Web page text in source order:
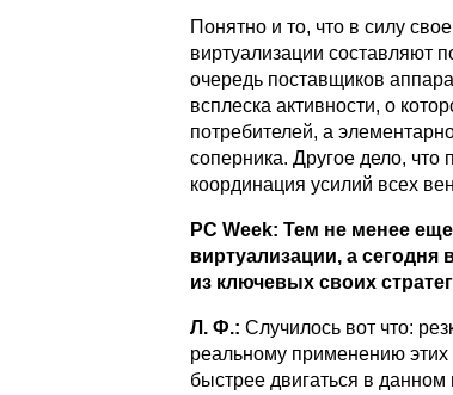
Понятно и то, что в силу
виртуализации составляют
очередь поставщиков
всплеска активности, о
потребителей, а
соперника. Другое дело, что
координация усилий всех
PC Week: Тем не менее
виртуализации, а
из ключевых своих
Л. Ф.: Случилось вот что:
реальному применению этих
быстрее двигаться в